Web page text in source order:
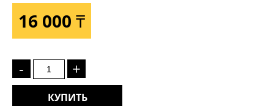
16 000 ₸
- +
КУПИТЬ